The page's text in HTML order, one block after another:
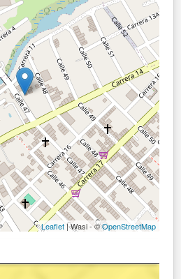
Leaflet| Wasi - ©OpenStreetMap